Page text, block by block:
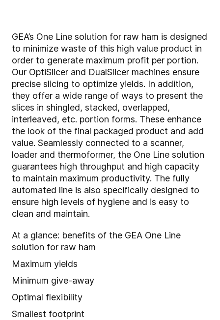
GEA’s One Line solution for raw ham is designed
to minimize waste of this high value product in
order to generate maximum profit per portion.
Our OptiSlicer and DualSlicer machines ensure
precise slicing to optimize yields. In addition,
they offer a wide range of ways to present the
slices in shingled, stacked, overlapped,
interleaved, etc. portion forms. These enhance
the look of the final packaged product and add
value. Seamlessly connected to a scanner,
loader and thermoformer, the One Line solution
guarantees high throughput and high capacity
to maintain maximum productivity. The fully
automated line is also specifically designed to
ensure high levels of hygiene and is easy to
clean and maintain.
At a glance: benefits of the GEA One Line
solution for raw ham
Maximum yields
Minimum give-away
Optimal flexibility
Smallest footprint